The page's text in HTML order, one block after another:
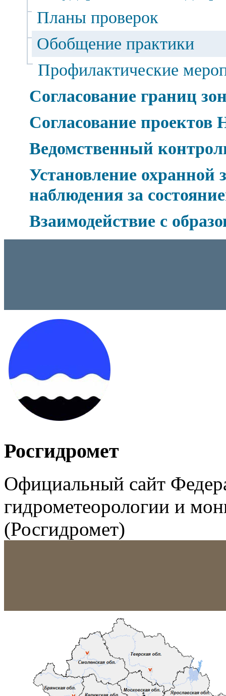
Планы проверок
Обобщение практики
Профилактические
Согласование границ
Согласование проектов
Ведомственный
Установление охранной
наблюдения за
Взаимодействие с
Росгидромет
Официальный сайт
гидрометеорологии и
(Росгидромет)